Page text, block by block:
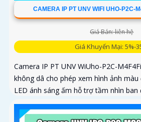
CAMERA IP PT UNV WIFI UHO-P2C-
Giá Bán: liên hệ
Giá Khuyến Mại: 5%-
Camera IP PT UNV WiUho-P2C-
không dâ cho phép xem hình ảnh
LED ánh sáng ấm hỗ trợ tầm nhìn
vừa chiếu sáng vừa cảnh báo với độ